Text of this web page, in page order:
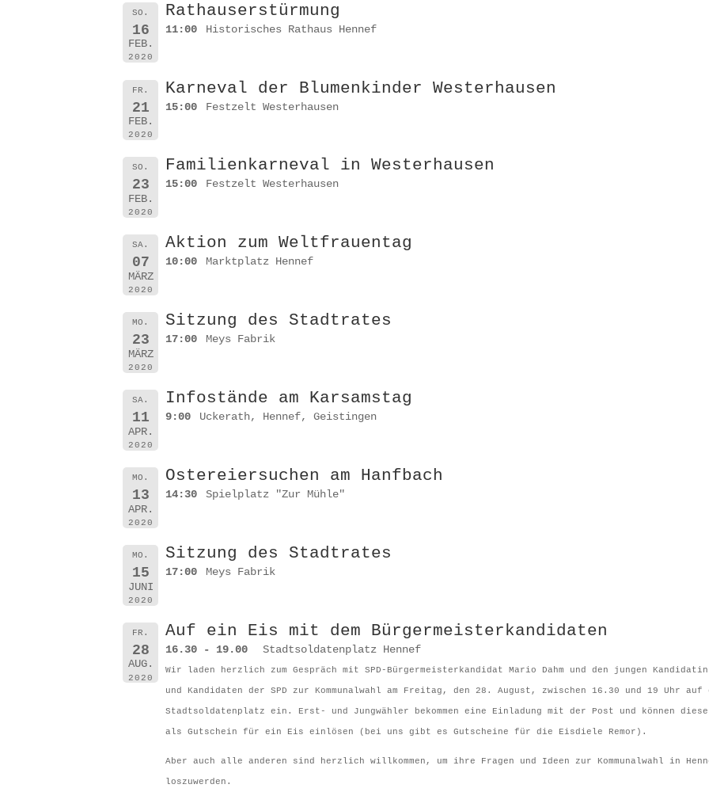
SO.
16
FEB.
2020
Rathauserstürmung
11:00 Historisches Rathaus Hennef
FR.
21
FEB.
2020
Karneval der Blumenkinder Westerhausen
15:00 Festzelt Westerhausen
SO.
23
FEB.
2020
Familienkarneval in Westerhausen
15:00 Festzelt Westerhausen
SA.
07
MÄRZ
2020
Aktion zum Weltfrauentag
10:00 Marktplatz Hennef
MO.
23
MÄRZ
2020
Sitzung des Stadtrates
17:00 Meys Fabrik
SA.
11
APR.
2020
Infostände am Karsamstag
9:00 Uckerath, Hennef, Geistingen
MO.
13
APR.
2020
Ostereiersuchen am Hanfbach
14:30 Spielplatz "Zur Mühle"
MO.
15
JUNI
2020
Sitzung des Stadtrates
17:00 Meys Fabrik
FR.
28
AUG.
2020
Auf ein Eis mit dem Bürgermeisterkandidaten
16.30 - 19.00 Stadtsoldatenplatz Hennef
Wir laden herzlich zum Gespräch mit SPD-Bürgermeisterkandidat Mario Dahm und den jungen
und Kandidaten der SPD zur Kommunalwahl am Freitag, den 28. August, zwischen 16.30 und 19 Uhr auf
Stadtsoldatenplatz ein. Erst- und Jungwähler bekommen eine Einladung mit der Post und können diese
als Gutschein für ein Eis einlösen (bei uns gibt es Gutscheine für die Eisdiele Remor).
Aber auch alle anderen sind herzlich willkommen, um ihre Fragen und Ideen zur Kommunalwahl in
loszuwerden.